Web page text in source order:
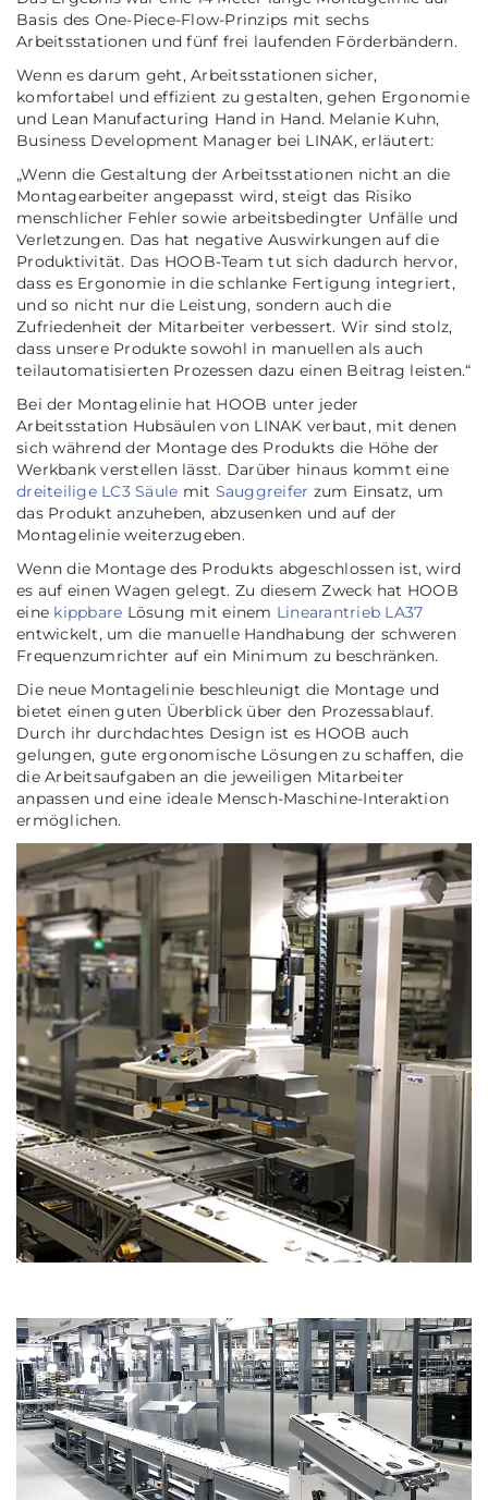
Basis des One-Piece-Flow-Prinzips mit sechs
Arbeitsstationen und fünf frei laufenden Förderbändern.
Wenn es darum geht, Arbeitsstationen sicher,
komfortabel und effizient zu gestalten, gehen Ergonomie
und Lean Manufacturing Hand in Hand. Melanie Kuhn,
Business Development Manager bei LINAK, erläutert:
„Wenn die Gestaltung der Arbeitsstationen nicht an die
Montagearbeiter angepasst wird, steigt das Risiko
menschlicher Fehler sowie arbeitsbedingter Unfälle und
Verletzungen. Das hat negative Auswirkungen auf die
Produktivität. Das HOOB-Team tut sich dadurch hervor,
dass es Ergonomie in die schlanke Fertigung integriert,
und so nicht nur die Leistung, sondern auch die
Zufriedenheit der Mitarbeiter verbessert. Wir sind stolz,
dass unsere Produkte sowohl in manuellen als auch
teilautomatisierten Prozessen dazu einen Beitrag leisten.“
Bei der Montagelinie hat HOOB unter jeder
Arbeitsstation Hubsäulen von LINAK verbaut, mit denen
sich während der Montage des Produkts die Höhe der
Werkbank verstellen lässt. Darüber hinaus kommt eine
dreiteilige LC3 Säule mit Sauggreifer zum Einsatz, um
das Produkt anzuheben, abzusenken und auf der
Montagelinie weiterzugeben.
Wenn die Montage des Produkts abgeschlossen ist, wird
es auf einen Wagen gelegt. Zu diesem Zweck hat HOOB
eine kippbare Lösung mit einem Linearantrieb LA37
entwickelt, um die manuelle Handhabung der schweren
Frequenzumrichter auf ein Minimum zu beschränken.
Die neue Montagelinie beschleunigt die Montage und
bietet einen guten Überblick über den Prozessablauf.
Durch ihr durchdachtes Design ist es HOOB auch
gelungen, gute ergonomische Lösungen zu schaffen, die
die Arbeitsaufgaben an die jeweiligen Mitarbeiter
anpassen und eine ideale Mensch-Maschine-Interaktion
ermöglichen.